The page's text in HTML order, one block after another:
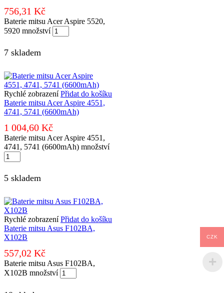
756,31 Kč
Baterie mitsu Acer Aspire 5520,
5920 množství
7 skladem
Rychlé zobrazení Přidat do košíku
Baterie mitsu Acer Aspire 4551,
4741, 5741 (6600mAh)
1 004,60 Kč
Baterie mitsu Acer Aspire 4551,
4741, 5741 (6600mAh) množství
5 skladem
Rychlé zobrazení Přidat do košíku
Baterie mitsu Asus F102BA,
X102B
557,02 Kč
Baterie mitsu Asus F102BA,
X102B množství
CZK